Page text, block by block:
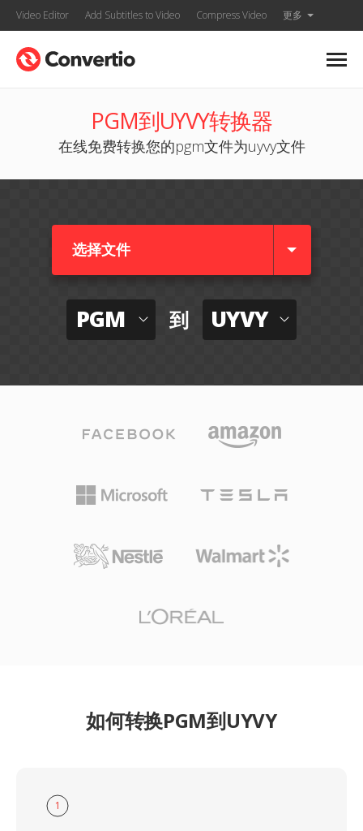
Video Editor Add Subtitles to Video Compress Video 更多
PGM到UYVY转换器
在线免费转换您的pgm文件为uyvy文件
选择文件
PGM 到 UYVY
如何转换PGM到UYVY
1